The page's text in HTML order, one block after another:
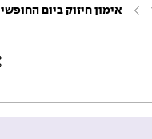
אימון חיזוק ביום החופשי